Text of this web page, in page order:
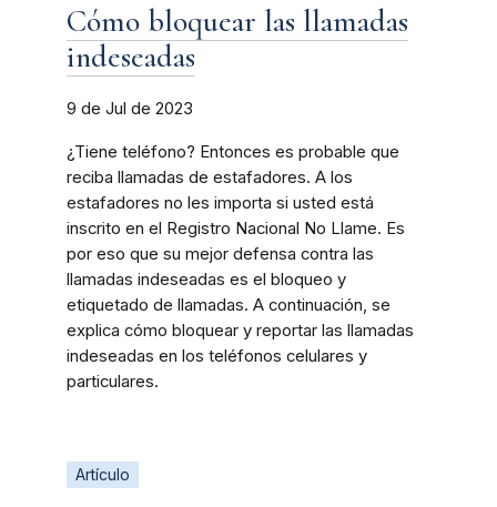
Cómo bloquear las llamadas
indeseadas
9 de Jul de 2023
¿Tiene teléfono? Entonces es probable que
reciba llamadas de estafadores. A los
estafadores no les importa si usted está
inscrito en el Registro Nacional No Llame. Es
por eso que su mejor defensa contra las
llamadas indeseadas es el bloqueo y
etiquetado de llamadas. A continuación, se
explica cómo bloquear y reportar las llamadas
indeseadas en los teléfonos celulares y
particulares.
Artículo